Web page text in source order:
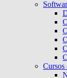
Cursos